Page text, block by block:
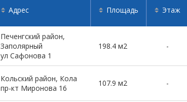
Адрес Площадь Этаж
Печенгский район,
Заполярный
ул Сафонова 1
198.4 м2 -
Кольский район, Кола
пр-кт Миронова 16
107.9 м2 -